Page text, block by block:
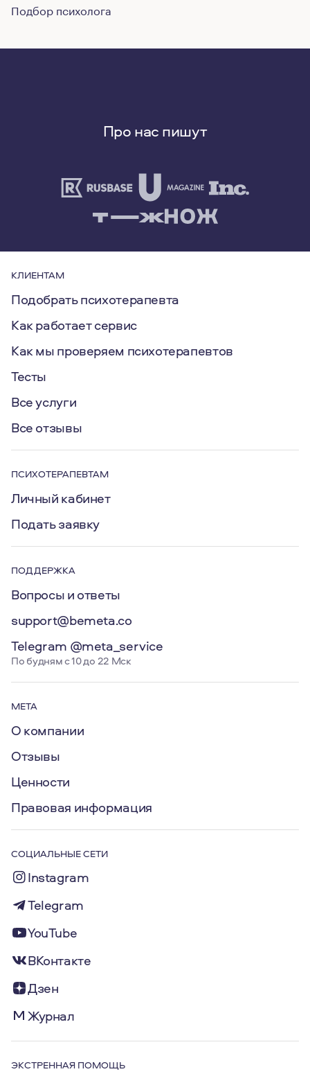
Подбор психолога
Про нас пишут
КЛИЕНТАМ
Подобрать психотерапевта
Как работает сервис
Как мы проверяем психотерапевтов
Тесты
Все услуги
Все отзывы
ПСИХОТЕРАПЕВТАМ
Личный кабинет
Подать заявку
ПОДДЕРЖКА
Вопросы и ответы
support@bemeta.co
Telegram @meta_service
По будням с 10 до 22 Мск
МЕТА
О компании
Отзывы
Ценности
Правовая информация
СОЦИАЛЬНЫЕ СЕТИ
Instagram
Telegram
YouTube
ВКонтакте
Дзен
Журнал
ЭКСТРЕННАЯ ПОМОЩЬ